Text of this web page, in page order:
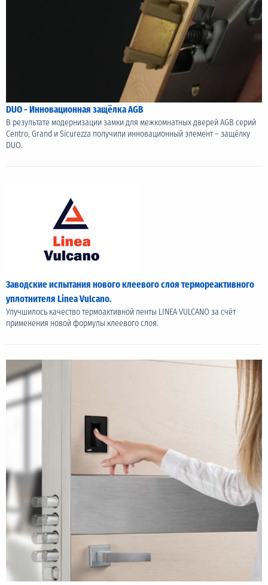
DUO - Инновационная защёлка AGB
В результате модернизации замки для межкомнатных дверей AGB серий
Centro, Grand и Sicurezza получили инновационный элемент – защёлку
DUO.
Заводские испытания нового клеевого слоя термореактивного
уплотнителя Linea Vulcano.
Улучшилось качество термоактивной ленты LINEA VULCANO за счёт
применения новой формулы клеевого слоя.